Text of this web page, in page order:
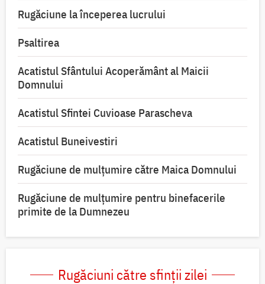
Rugăciune la începerea lucrului
Psaltirea
Acatistul Sfântului Acoperământ al Maicii
Domnului
Acatistul Sfintei Cuvioase Parascheva
Acatistul Buneivestiri
Rugăciune de mulţumire către Maica Domnului
Rugăciune de mulțumire pentru binefacerile
primite de la Dumnezeu
Rugăciuni către sfinții zilei